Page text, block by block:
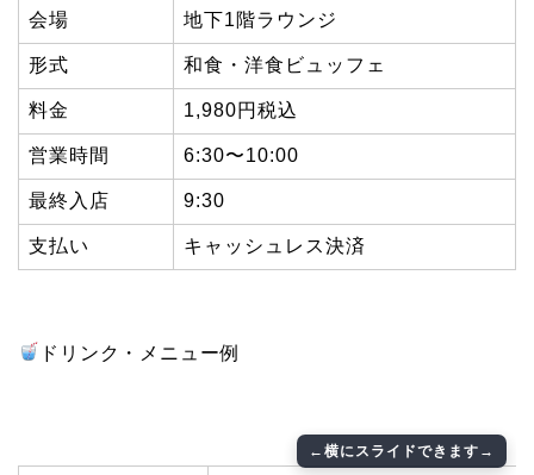
会場 地下1階ラウンジ
形式 和食・洋食ビュッフェ
料金 1,980円税込
営業時間 6:30〜10:00
最終入店 9:30
支払い キャッシュレス決済
ドリンク・メニュー例